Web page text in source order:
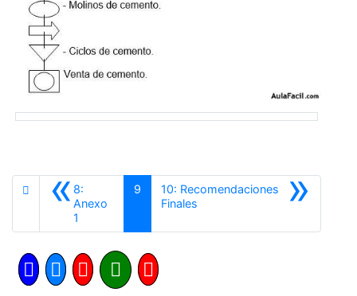
«8:
Anexo
1
9 »
10: Recomendaciones
Finales